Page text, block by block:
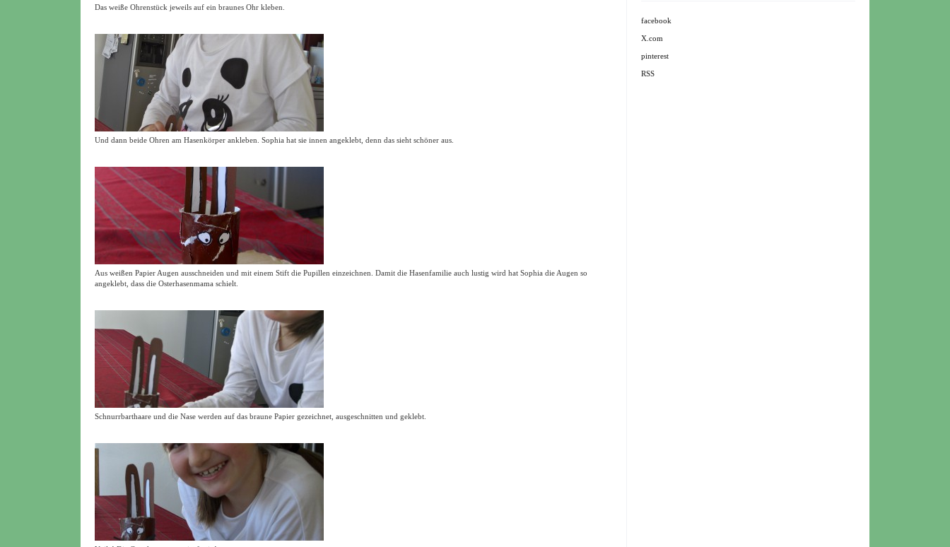
Das weiße Ohrenstück jeweils auf ein braunes Ohr kleben.
Und dann beide Ohren am Hasenkörper ankleben. Sophia hat sie innen angeklebt, denn das sieht schöner aus.
Aus weißen Papier Augen ausschneiden und mit einem Stift die Pupillen einzeichnen. Damit die Hasenfamilie auch lustig wird hat Sophia die Augen so
angeklebt, dass die Osterhasenmama schielt.
Schnurrbarthaare und die Nase werden auf das braune Papier gezeichnet, ausgeschnitten und geklebt.
facebook
X.com
pinterest
RSS